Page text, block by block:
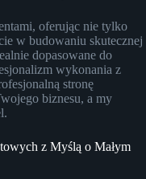
oferując nie tylko
w budowaniu skutecznej
dopasowane do
wykonania z
stronę
biznesu, a my
z Myślą o Małym